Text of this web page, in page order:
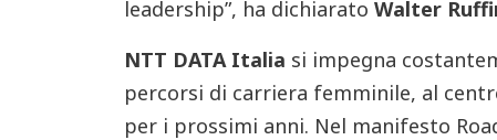
leadership”, ha dichiarato Walter
NTT DATA Italia si impegna
percorsi di carriera femminile, al
per i prossimi anni. Nel manifesto